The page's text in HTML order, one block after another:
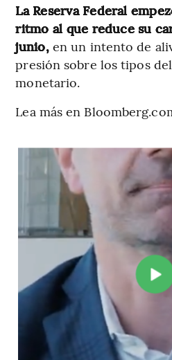
La Reserva Federal
ritmo al que reduce su
junio,en un intento de
presión sobre los tipos
monetario.
Lea más en